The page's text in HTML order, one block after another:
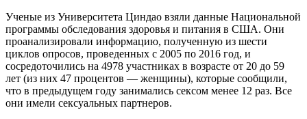
Ученые из Университета Циндао взяли данные Национальной
программы обследования здоровья и питания в США. Они
проанализировали информацию, полученную из шести
циклов опросов, проведенных с 2005 по 2016 год, и
сосредоточились на 4978 участниках в возрасте от 20 до 59
лет (из них 47 процентов — женщины), которые сообщили,
что в предыдущем году занимались сексом менее 12 раз. Все
они имели сексуальных партнеров.